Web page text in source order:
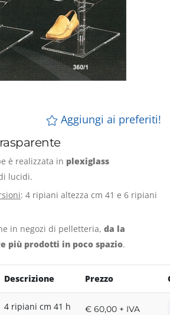
Aggiungi ai preferiti!
è realizzata in plexiglass
lucidi.
: 4 ripiani altezza cm 41 e 6 ripiani
in negozi di pelletteria, da la
più prodotti in poco spazio.
Descrizione Prezzo
4 ripiani cm 41 h € 60,00 + IVA